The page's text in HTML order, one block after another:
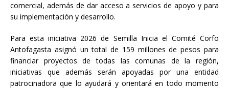
comercial, además de dar acceso a servicios de apoyo y para
su implementación y desarrollo.
Para esta iniciativa 2026 de Semilla Inicia el Comité Corfo
Antofagasta asignó un total de 159 millones de pesos para
financiar proyectos de todas las comunas de la región,
iniciativas que además serán apoyadas por una entidad
patrocinadora que lo ayudará y orientará en todo momento